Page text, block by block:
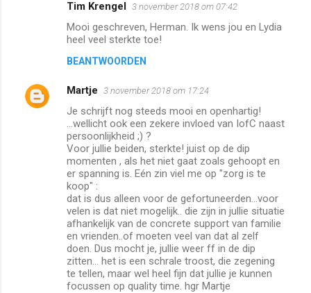
Tim Krengel 3 november 2018 om 07:42
Mooi geschreven, Herman. Ik wens jou en Lydia
heel veel sterkte toe!
BEANTWOORDEN
Martje 3 november 2018 om 17:24
Je schrijft nog steeds mooi en openhartig!
...wellicht ook een zekere invloed van IofC naast
persoonlijkheid ;) ?
Voor jullie beiden, sterkte! juist op de dip
momenten , als het niet gaat zoals gehoopt en
er spanning is. Eén zin viel me op "zorg is te
koop" :
dat is dus alleen voor de gefortuneerden...voor
velen is dat niet mogelijk.. die zijn in jullie situatie
afhankelijk van de concrete support van familie
en vrienden..of moeten veel van dat al zelf
doen. Dus mocht je, jullie weer ff in de dip
zitten... het is een schrale troost, die zegening
te tellen, maar wel heel fijn dat jullie je kunnen
focussen op quality time. hgr Martje